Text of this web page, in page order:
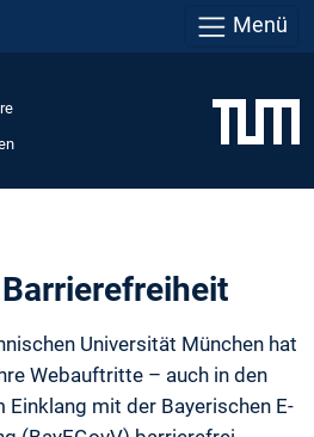
Menü
Universität München hat
Webauftritte – auch in den
mit der Bayerischen E-